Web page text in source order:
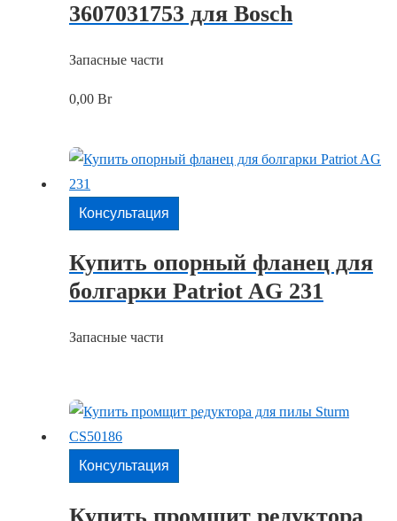
3607031753 для Bosch
Запасные части
0,00 Br
Консультация
Купить опорный фланец для
болгарки Patriot AG 231
Запасные части
Консультация
Купить промщит редуктора